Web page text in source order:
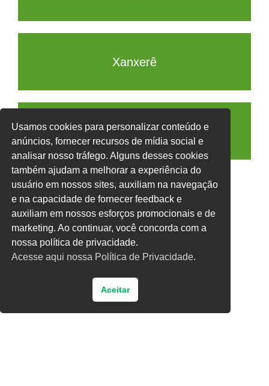
Xanxerê
Xaxim
Voltar
Usamos cookies para personalizar conteúdo e
anúncios, fornecer recursos de mídia social e
analisar nosso tráfego. Alguns desses cookies
também ajudam a melhorar a experiência do
usuário em nossos sites, auxiliam na navegação
e na capacidade de fornecer feedback e
auxiliam em nossos esforços promocionais e de
marketing. Ao continuar, você concorda com a
nossa política de privacidade.
Acesse aqui nossa Política de Privacidade.
Aceitar